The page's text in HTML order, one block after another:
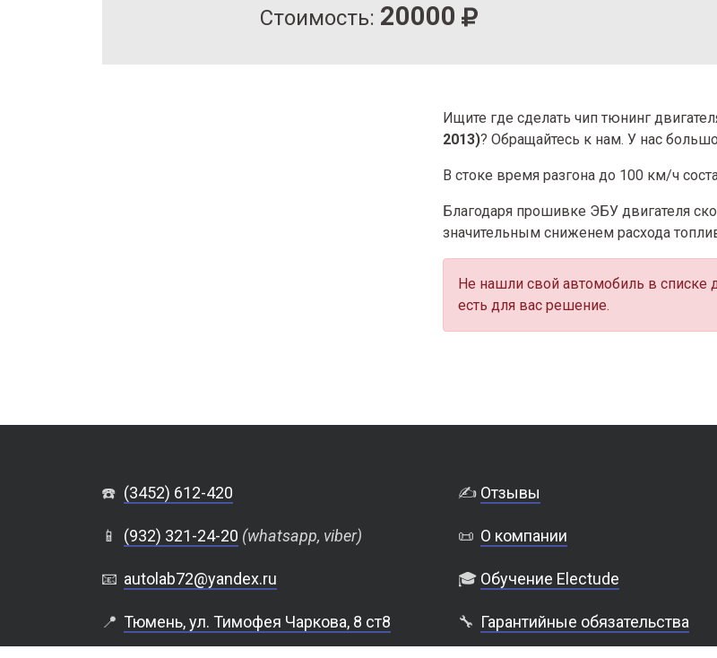
Стоимость: 20000
Ищите где сделать чип тюнинг
2013)? Обращайтесь к нам. У нас
В стоке время разгона до 100 км/ч
Благодаря прошивке ЭБУ двигателя
значительным сниженем расхода
Не нашли свой автомобиль в списке
есть для вас решение.
☎️ (3452) 612-420
📱 (932) 321-24-20 (whatsapp, viber)
📧 autolab72@yandex.ru
📍 Тюмень, ул. Тимофея Чаркова, 8 ст8
✍️ Отзывы
📜 О компании
🎓 Обучение Electude
🔧 Гарантийные обязательства